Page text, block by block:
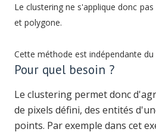
Le clustering ne s'applique donc
et polygone.
Cette méthode est indépendante du
Pour quel besoin ?
Le clustering permet donc
de pixels défini, des entités
points. Par exemple dans cet